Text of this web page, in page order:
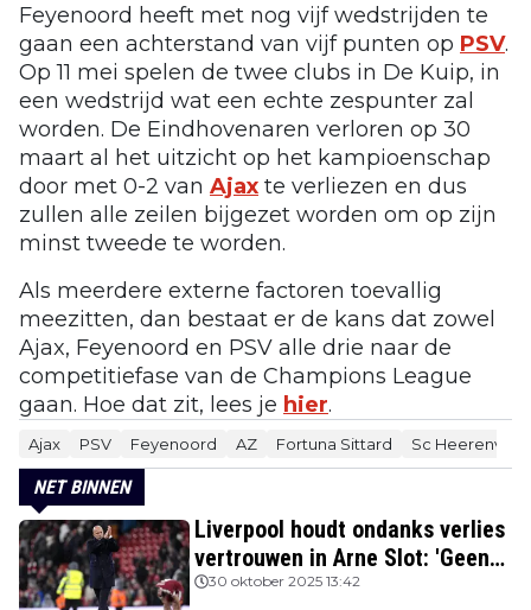
Feyenoord heeft met nog vijf wedstrijden te
gaan een achterstand van vijf punten op PSV.
Op 11 mei spelen de twee clubs in De Kuip, in
een wedstrijd wat een echte zespunter zal
worden. De Eindhovenaren verloren op 30
maart al het uitzicht op het kampioenschap
door met 0-2 van Ajax te verliezen en dus
zullen alle zeilen bijgezet worden om op zijn
minst tweede te worden.
Als meerdere externe factoren toevallig
meezitten, dan bestaat er de kans dat zowel
Ajax, Feyenoord en PSV alle drie naar de
competitiefase van de Champions League
gaan. Hoe dat zit, lees je hier.
Ajax PSV Feyenoord AZ Fortuna Sittard Sc
NET BINNEN
Liverpool houdt ondanks verlies
vertrouwen in Arne Slot: 'Geen
kans'
30 oktober 2025 13:42